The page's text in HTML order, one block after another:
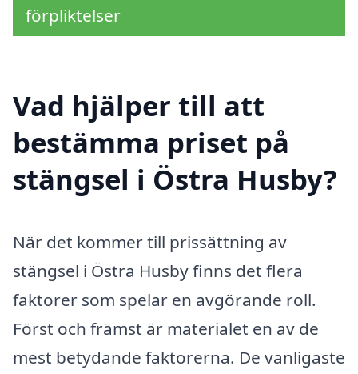
förpliktelser
Vad hjälper till att
bestämma priset på
stängsel i Östra Husby?
När det kommer till prissättning av
stängsel i Östra Husby finns det flera
faktorer som spelar en avgörande roll.
Först och främst är materialet en av de
mest betydande faktorerna. De vanligaste